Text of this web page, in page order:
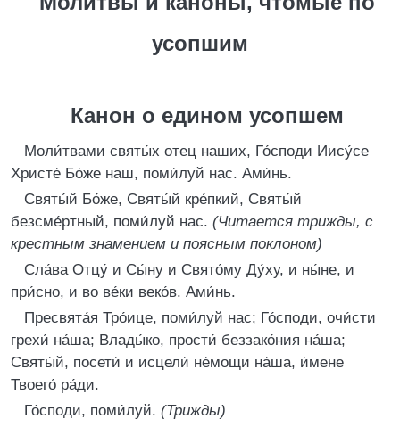
усопшим
Канон о едином усопшем
Моли́твами святы́х отец наших, Го́споди Иису́се
Христе́ Бо́же наш, поми́луй нас. Ами́нь.
Святы́й Бо́же, Святы́й кре́пкий, Святы́й
безсме́ртный, поми́луй нас. (Читается трижды, с
крестным знамением и поясным поклоном)
Сла́ва Отцу́ и Сы́ну и Свято́му Ду́ху, и ны́не, и
при́сно, и во ве́ки веко́в. Ами́нь.
Пресвята́я Тро́ице, поми́луй нас; Го́споди, очи́сти
грехи́ на́ша; Влады́ко, прости́ беззако́ния на́ша;
Святы́й, посети́ и исцели́ не́мощи на́ша, и́мене
Твоего́ ра́ди.
Го́споди, поми́луй. (Трижды)